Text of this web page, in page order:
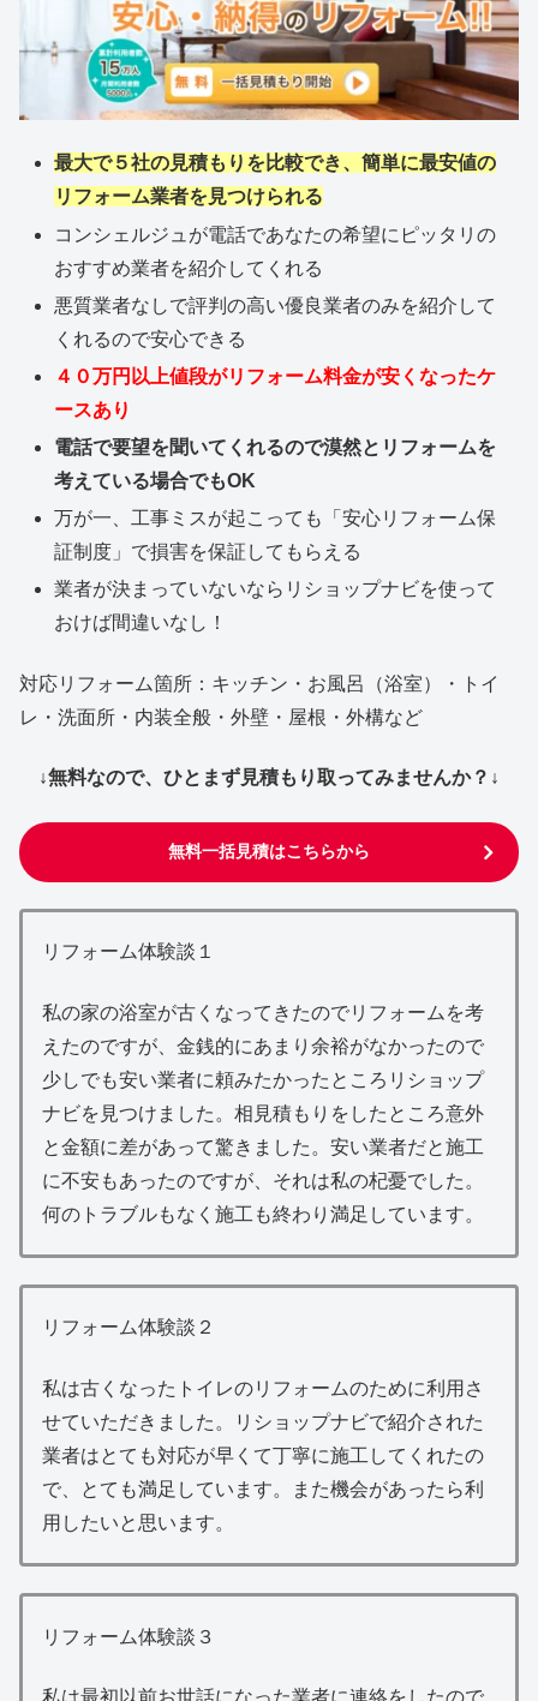
最大で５社の見積もりを比較でき、簡単に最安値の
リフォーム業者を見つけられる
コンシェルジュが電話であなたの希望にピッタリの
おすすめ業者を紹介してくれる
悪質業者なしで評判の高い優良業者のみを紹介して
くれるので安心できる
４０万円以上値段がリフォーム料金が安くなったケ
ースあり
電話で要望を聞いてくれるので漠然とリフォームを
考えている場合でもOK
万が一、工事ミスが起こっても「安心リフォーム保
証制度」で損害を保証してもらえる
業者が決まっていないならリショップナビを使って
おけば間違いなし！
対応リフォーム箇所：キッチン・お風呂（浴室）・トイ
レ・洗面所・内装全般・外壁・屋根・外構など
↓無料なので、ひとまず見積もり取ってみませんか？↓
無料一括見積はこちらから
リフォーム体験談１
私の家の浴室が古くなってきたのでリフォームを考
えたのですが、金銭的にあまり余裕がなかったので
少しでも安い業者に頼みたかったところリショップ
ナビを見つけました。相見積もりをしたところ意外
と金額に差があって驚きました。安い業者だと施工
に不安もあったのですが、それは私の杞憂でした。
何のトラブルもなく施工も終わり満足しています。
リフォーム体験談２
私は古くなったトイレのリフォームのために利用さ
せていただきました。リショップナビで紹介された
業者はとても対応が早くて丁寧に施工してくれたの
で、とても満足しています。また機会があったら利
用したいと思います。
リフォーム体験談３
私は最初以前お世話になった業者に連絡をしたので